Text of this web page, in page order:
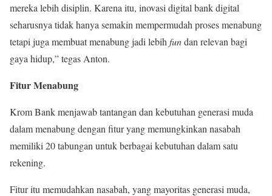
mereka lebih disiplin. Karena itu, inovasi digital bank digital
seharusnya tidak hanya semakin mempermudah proses menabung
tetapi juga membuat menabung jadi lebih fundan relevan bagi
gaya hidup,” tegas Anton.
Fitur Menabung
Krom Bank menjawab tantangan dan kebutuhan generasi muda
dalam menabung dengan fitur yang memungkinkan nasabah
memiliki 20 tabungan untuk berbagai kebutuhan dalam satu
rekening.
Fitur itu memudahkan nasabah, yang mayoritas generasi muda,